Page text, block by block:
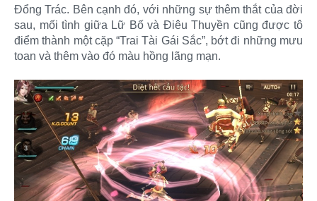
Đổng Trác. Bên cạnh đó, với những sự thêm thắt của đời
sau, mối tình giữa Lữ Bố và Điêu Thuyền cũng được tô
điểm thành một cặp “Trai Tài Gái Sắc”, bớt đi những mưu
toan và thêm vào đó màu hồng lãng mạn.